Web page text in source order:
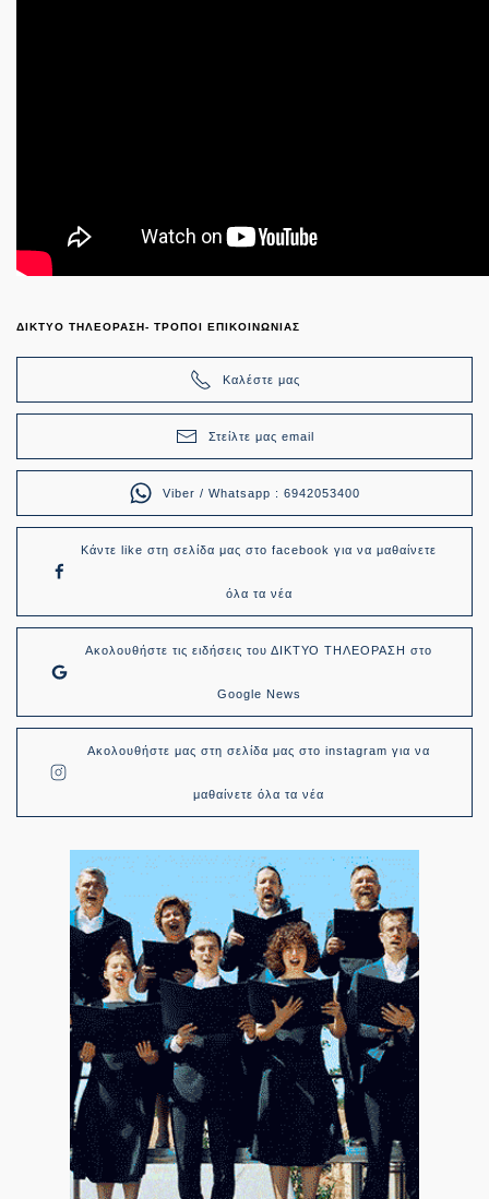
ΔΙΚΤΥΟ ΤΗΛΕΟΡΑΣΗ- ΤΡΟΠΟΙ ΕΠΙΚΟΙΝΩΝΙΑΣ
Καλέστε μας
Στείλτε μας email
Viber / Whatsapp : 6942053400
Κάντε like στη σελίδα μας στο facebook για να μαθαίνετε
όλα τα νέα
Ακολουθήστε τις ειδήσεις του ΔΙΚΤΥΟ ΤΗΛΕΟΡΑΣΗ στο
Google News
Ακολουθήστε μας στη σελίδα μας στο instagram για να
μαθαίνετε όλα τα νέα